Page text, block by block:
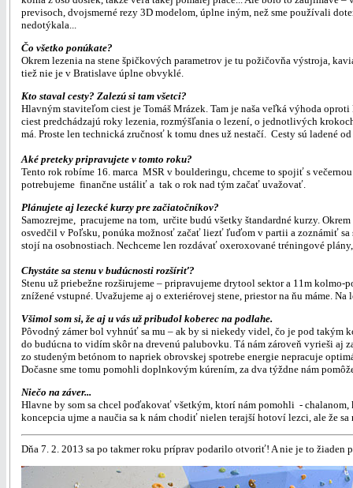
previsoch, dvojsmerné rezy 3D modelom, úplne iným, než sme používali
nedotýkala...
Čo všetko ponúkate?
Okrem lezenia na stene špičkových parametrov je tu požičovňa výstroja,
tiež nie je v Bratislave úplne obvyklé.
Kto staval cesty? Zalezú si tam všetci?
Hlavným staviteľom ciest je Tomáš Mrázek. Tam je naša veľká výhoda
ciest predchádzajú roky lezenia, rozmýšľania o lezení, o jednotlivých
má. Proste len technická zručnosť k tomu dnes už nestačí. Cesty sú ladené
Aké preteky pripravujete v tomto roku?
Tento rok robíme 16. marca MSR v boulderingu, chceme to spojiť s
potrebujeme finančne ustáliť a tak o rok nad tým začať uvažovať.
Plánujete aj lezecké kurzy pre začiatočníkov?
Samozrejme, pracujeme na tom, určite budú všetky štandardné kurzy.
osvedčil v Poľsku, ponúka možnosť začať liezť ľuďom v partii a zoznámiť
stojí na osobnostiach. Nechceme len rozdávať oxeroxované tréningové
Chystáte sa stenu v budúcnosti rozšíriť?
Stenu už priebežne rozširujeme – pripravujeme drytool sektor a 11m
znížené vstupné. Uvažujeme aj o exteriérovej stene, priestor na ňu máme.
Všimol som si, že aj u vás už pribudol koberec na podlahe.
Pôvodný zámer bol vyhnúť sa mu – ak by si niekedy videl, čo je pod takým
do budúcna to vidím skôr na drevenú palubovku. Tá nám zároveň vyrieši
zo studeným betónom to napriek obrovskej spotrebe energie nepracuje
Dočasne sme tomu pomohli doplnkovým kúrením, za dva týždne nám
Niečo na záver...
Hlavne by som sa chcel poďakovať všetkým, ktorí nám pomohli -
koncepcia ujme a naučia sa k nám chodiť nielen terajší hotoví lezci, ale že
Dňa 7. 2. 2013 sa po takmer roku príprav podarilo otvoriť! A nie je to žiaden